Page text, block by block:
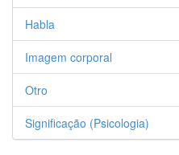
Habla
Imagem corporal
Otro
Significação (Psicologia)